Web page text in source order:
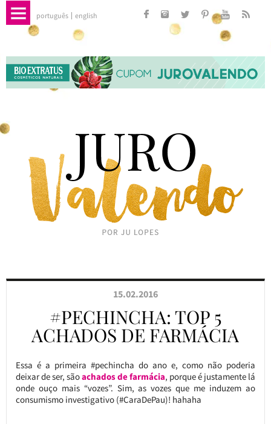
português english
15.02.2016
#PECHINCHA: TOP 5
ACHADOS DE FARMÁCIA
Essa é a primeira #pechincha do ano e, como não poderia
deixar de ser, sãoachados de farmácia, porque é justamente lá
onde ouço mais “vozes”. Sim, as vozes que me induzem ao
consumismo investigativo (#CaraDePau)! hahaha